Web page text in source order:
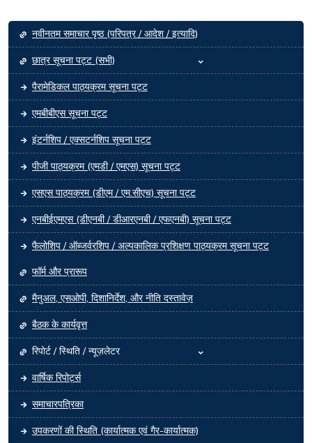
Main navigation
नवीनतम समाचार पृष्ठ (परिपत्र / आदेश / इत्यादि)
छात्र सूचना पट्ट (सभी)
पैरामेडिकल पाठ्यक्रम सूचना पट्ट
एमबीबीएस सूचना पट्ट
इंटर्नशिप / एक्सटर्नशिप सूचना पट्ट
पीजी पाठ्यक्रम (एमडी / एमएस) सूचना पट्ट
एसएस पाठ्यक्रम (डीएम / एम.सीएच) सूचना पट्ट
एनबीईएमएस (डीएनबी / डीआरएनबी / एफएनबी) सूचना पट्ट
फैलोशिप / ऑब्जर्वरशिप / अल्पकालिक प्रशिक्षण पाठ्यक्रम सूचना पट्ट
फॉर्म और प्रारूप
मैनुअल, एसओपी, दिशानिर्देश, और नीति दस्तावेज़
बैठक के कार्यवृत्त
रिपोर्ट / स्थिति / न्यूज़लेटर
वार्षिक रिपोर्ट्स
समाचारपत्रिका
उपकरणों की स्थिति (कार्यात्मक एवं गैर-कार्यात्मक)